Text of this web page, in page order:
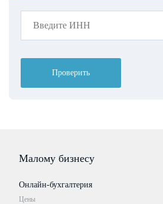
Проверить
Малому бизнесу
Онлайн-бухгалтерия
Цены